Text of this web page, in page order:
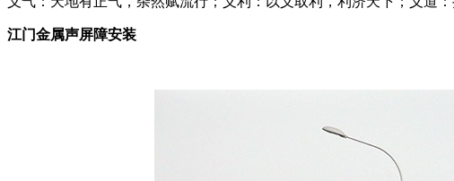
江门金属声屏障安装